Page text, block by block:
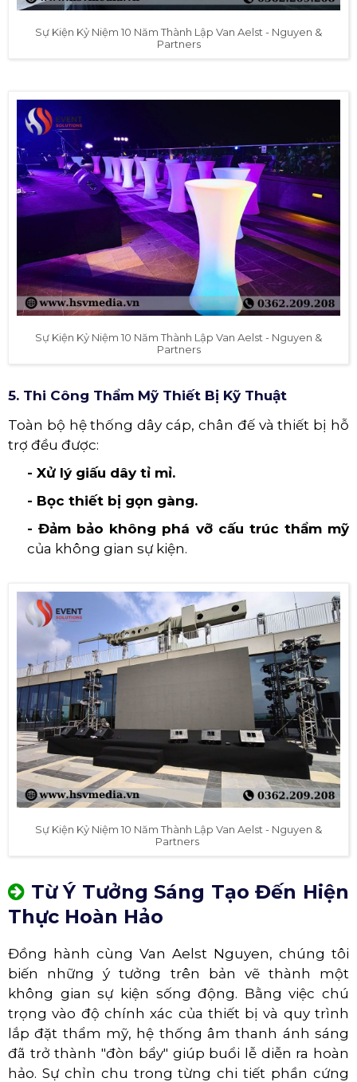
Sự Kiện Kỷ Niệm 10 Năm Thành Lập Van Aelst - Nguyen &
Partners
Sự Kiện Kỷ Niệm 10 Năm Thành Lập Van Aelst - Nguyen &
Partners
5. Thi Công Thẩm Mỹ Thiết Bị Kỹ Thuật
Toàn bộ hệ thống dây cáp, chân đế và thiết bị hỗ
trợ đều được:
- Xử lý giấu dây tỉ mỉ.
- Bọc thiết bị gọn gàng.
- Đảm bảo không phá vỡ cấu trúc thẩm mỹ
của không gian sự kiện.
Sự Kiện Kỷ Niệm 10 Năm Thành Lập Van Aelst - Nguyen &
Partners ​
Từ Ý Tưởng Sáng Tạo Đến Hiện
Thực Hoàn Hảo
Đồng hành cùng Van Aelst Nguyen, chúng tôi
biến những ý tưởng trên bản vẽ thành một
không gian sự kiện sống động. Bằng việc chú
trọng vào độ chính xác của thiết bị và quy trình
lắp đặt thẩm mỹ, hệ thống âm thanh ánh sáng
đã trở thành "đòn bẩy" giúp buổi lễ diễn ra hoàn
hảo. Sự chỉn chu trong từng chi tiết phần cứng